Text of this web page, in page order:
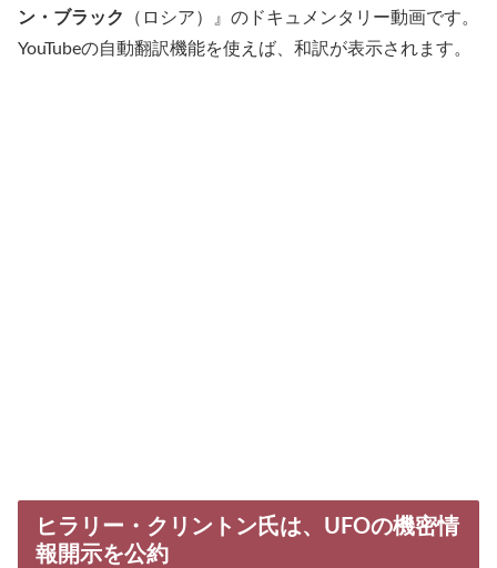
ン・ブラック
（ロシア）』のドキュメンタリー動画です。
YouTubeの自動翻訳機能を使えば、和訳が表示されます。
ヒラリー・クリントン氏は、UFOの機密情
報開示を公約